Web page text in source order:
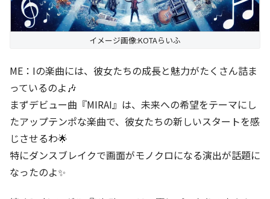
イメージ画像:KOTAらいふ
ME：Iの楽曲には、彼女たちの成長と魅力がたくさん詰ま
っているのよ🎶
まずデビュー曲『MIRAI』は、未来への希望をテーマにし
たアップテンポな楽曲で、彼女たちの新しいスタートを感
じさせるわ🌟
特にダンスブレイクで画面がモノクロになる演出が話題に
なったのよ✨